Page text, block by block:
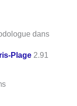
dans
Plage 2.91